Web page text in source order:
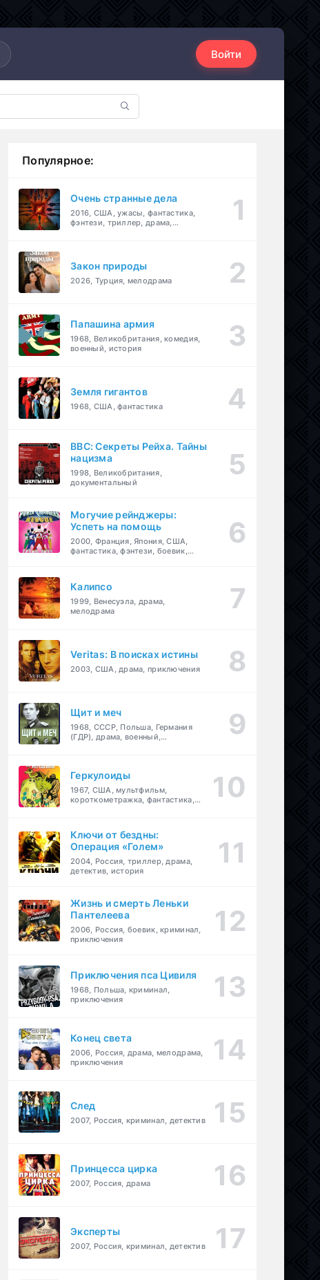
Войти
Популярное:
Очень странные дела
2016, США, ужасы, фантастика,
фэнтези, триллер, драма,
Закон природы
2026, Турция, мелодрама
Папашина армия
1968, Великобритания, комедия,
военный, история
Земля гигантов
1968, США, фантастика
BBC: Секреты Рейха. Тайны
нацизма
1998, Великобритания,
документальный
Могучие рейнджеры:
Успеть на помощь
2000, Франция, Япония, США,
фантастика, фэнтези, боевик,
Калипсо
1999, Венесуэла, драма,
мелодрама
Veritas: В поисках истины
2003, США, драма, приключения
Щит и меч
1968, СССР, Польша, Германия
(ГДР), драма, военный,
Геркулоиды
1967, США, мультфильм,
короткометражка, фантастика,
Ключи от бездны:
Операция «Голем»
2004, Россия, триллер, драма,
детектив, история
Жизнь и смерть Леньки
Пантелеева
2006, Россия, боевик, криминал,
приключения
Приключения пса Цивиля
1968, Польша, криминал,
приключения
Конец света
2006, Россия, драма, мелодрама,
приключения
След
2007, Россия, криминал, детектив
Принцесса цирка
2007, Россия, драма
Эксперты
2007, Россия, криминал, детектив